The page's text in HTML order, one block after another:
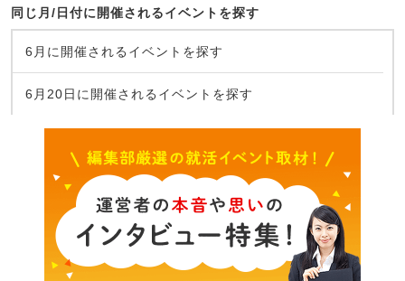
同じ月/日付に開催されるイベントを探す
6月に開催されるイベントを探す
6月20日に開催されるイベントを探す